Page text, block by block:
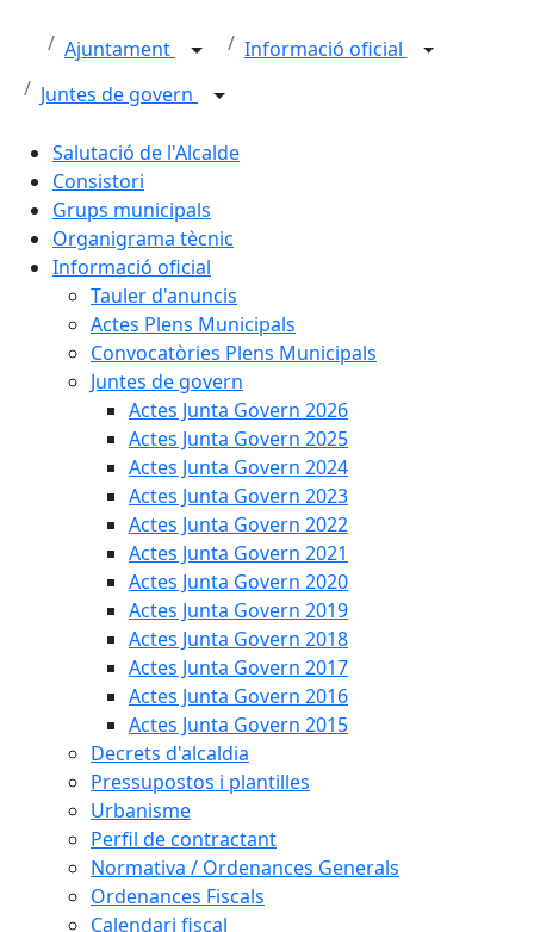
Ajuntament
Informació oficial
Juntes de govern
Salutació de l'Alcalde
Consistori
Grups municipals
Organigrama tècnic
Informació oficial
Tauler d'anuncis
Actes Plens Municipals
Convocatòries Plens Municipals
Juntes de govern
Actes Junta Govern 2026
Actes Junta Govern 2025
Actes Junta Govern 2024
Actes Junta Govern 2023
Actes Junta Govern 2022
Actes Junta Govern 2021
Actes Junta Govern 2020
Actes Junta Govern 2019
Actes Junta Govern 2018
Actes Junta Govern 2017
Actes Junta Govern 2016
Actes Junta Govern 2015
Decrets d'alcaldia
Pressupostos i plantilles
Urbanisme
Perfil de contractant
Normativa / Ordenances Generals
Ordenances Fiscals
Calendari fiscal